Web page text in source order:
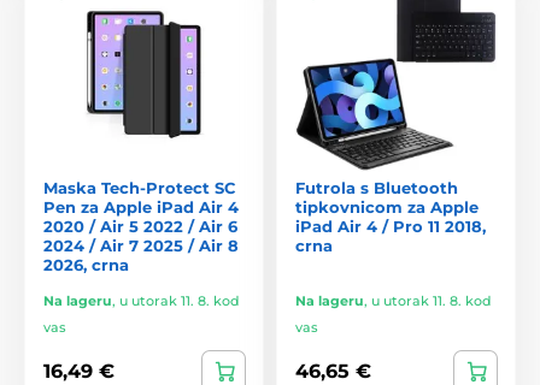
Maska Tech-Protect SC
Pen za Apple iPad Air 4
2020 / Air 5 2022 / Air 6
2024 / Air 7 2025 / Air 8
2026, crna
Na lageru, u utorak 11. 8. kod
vas
16,49 €
Futrola s Bluetooth
tipkovnicom za Apple
iPad Air 4 / Pro 11 2018,
crna
Na lageru, u utorak 11. 8. kod
vas
46,65 €